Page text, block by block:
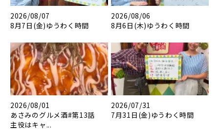
2026/08/07
8月7日(金)ゆうわく時間
2026/08/06
8月6日(木)ゆうわく時間
2026/08/01
あさみのグルメ酒#第13話
主役はキャ...
2026/07/31
7月31日(金)ゆうわく時間